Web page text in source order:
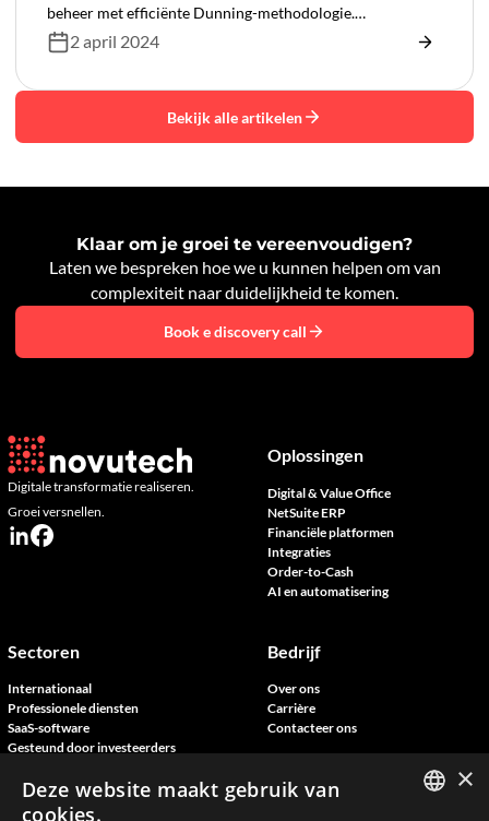
beheer met efficiënte Dunning-methodologie.
Vereenvoudig processen en optimaliseer moeiteloos
2 april 2024
Bekijk alle artikelen
Klaar om je groei te vereenvoudigen?
Laten we bespreken hoe we u kunnen helpen om van
complexiteit naar duidelijkheid te komen.
Book e discovery call
Digitale transformatie realiseren.
Groei versnellen.
Oplossingen
Digital & Value Office
NetSuite ERP
Financiële platformen
Integraties
Order-to-Cash
AI en automatisering
Sectoren
Internationaal
Professionele diensten
SaaS-software
Gesteund door investeerders
Bedrijf
Over ons
Carrière
Contacteer ons
×
Deze website maakt gebruik van
cookies.